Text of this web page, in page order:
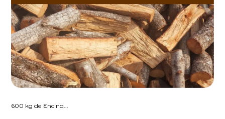
600 kg de Encina...